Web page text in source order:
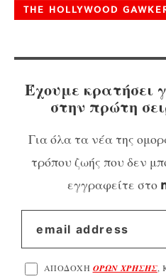
THE HOLLYWOOD
Έχουμε κρατήσει
στην πρώτη
Για όλα τα νέα της
τρόπου ζωής που δεν
εγγραφείτε στο
ΑΠΟΔΟΧΗ ΟΡΩΝ ΧΡΗΣΗΣ,